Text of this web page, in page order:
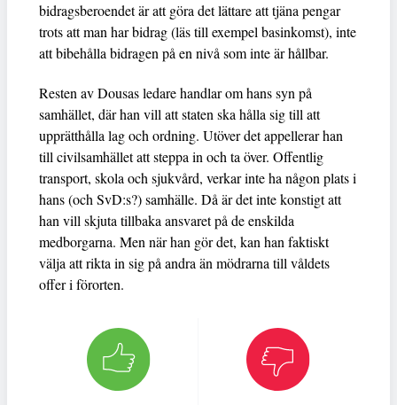
bidragsberoendet är att göra det lättare att tjäna pengar
trots att man har bidrag (läs till exempel basinkomst), inte
att bibehålla bidragen på en nivå som inte är hållbar.
Resten av Dousas ledare handlar om hans syn på
samhället, där han vill att staten ska hålla sig till att
upprätthålla lag och ordning. Utöver det appellerar han
till civilsamhället att steppa in och ta över. Offentlig
transport, skola och sjukvård, verkar inte ha någon plats i
hans (och SvD:s?) samhälle. Då är det inte konstigt att
han vill skjuta tillbaka ansvaret på de enskilda
medborgarna. Men när han gör det, kan han faktiskt
välja att rikta in sig på andra än mödrarna till våldets
offer i förorten.